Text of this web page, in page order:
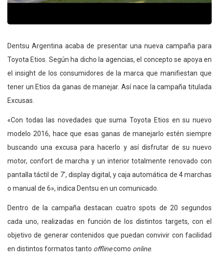
Dentsu Argentina acaba de presentar una nueva campaña para
Toyota Etios. Según ha dicho la agencias, el concepto se apoya en
el insight de los consumidores de la marca que manifiestan que
tener un Etios da ganas de manejar. Así nace la campaña titulada
Excusas.
«Con todas las novedades que suma Toyota Etios en su nuevo
modelo 2016, hace que esas ganas de manejarlo estén siempre
buscando una excusa para hacerlo y así disfrutar de su nuevo
motor, confort de marcha y un interior totalmente renovado con
pantalla táctil de 7′, display digital, y caja automática de 4 marchas
o manual de 6», indica Dentsu en un comunicado.
Dentro de la campaña destacan cuatro spots de 20 segundos
cada uno, realizadas en función de los distintos targets, con el
objetivo de generar contenidos que puedan convivir con facilidad
en distintos formatos tanto offlinecomo online.